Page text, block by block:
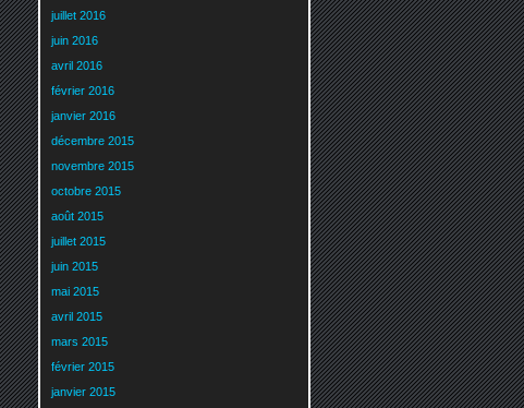
juillet 2016
juin 2016
avril 2016
février 2016
janvier 2016
décembre 2015
novembre 2015
octobre 2015
août 2015
juillet 2015
juin 2015
mai 2015
avril 2015
mars 2015
février 2015
janvier 2015